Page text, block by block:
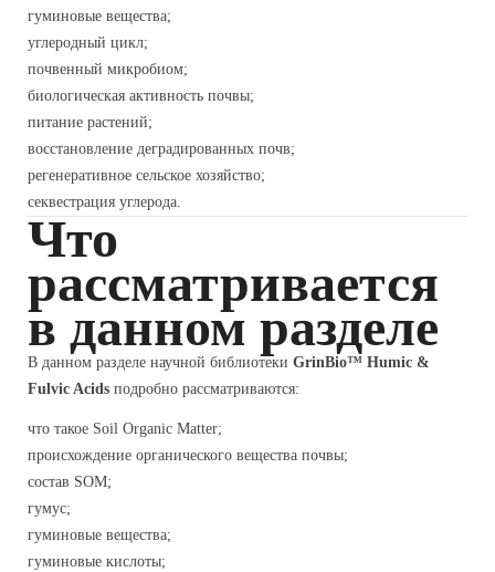
гуминовые вещества;
углеродный цикл;
почвенный микробиом;
биологическая активность почвы;
питание растений;
восстановление деградированных почв;
регенеративное сельское хозяйство;
секвестрация углерода.
Что
рассматривается
в данном разделе
В данном разделе научной библиотеки GrinBio™ Humic &
Fulvic Acids подробно рассматриваются:
что такое Soil Organic Matter;
происхождение органического вещества почвы;
состав SOM;
гумус;
гуминовые вещества;
гуминовые кислоты;